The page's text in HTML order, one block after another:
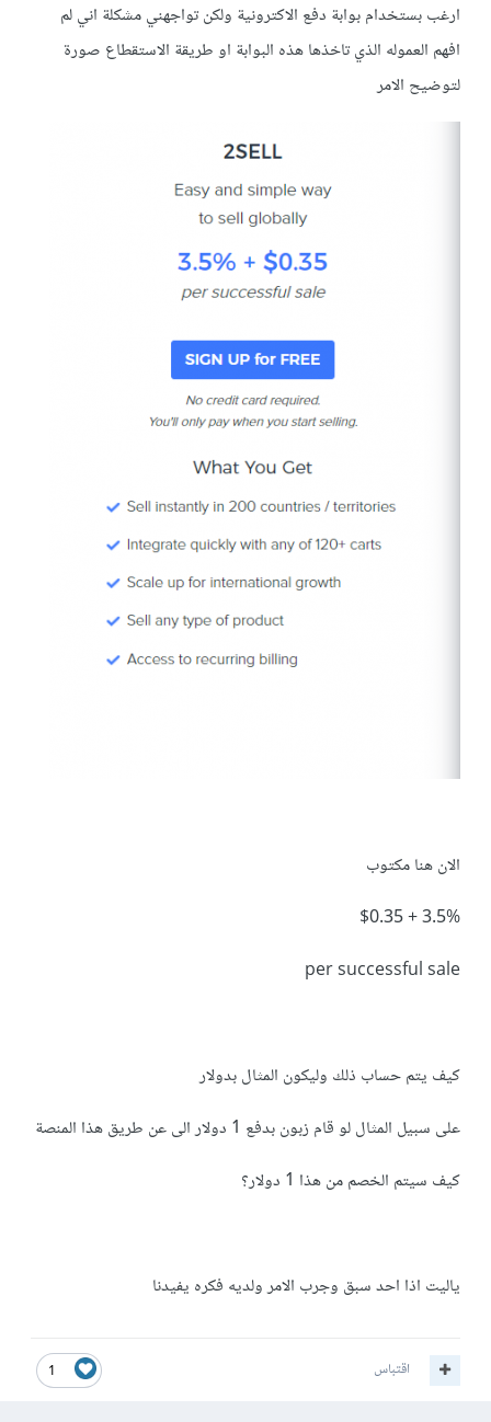
ارغب بستخدام بوابة دفع الاكترونية ولكن تواجهني مشكلة اني لم
افهم العموله الذي تاخذها هذه البوابة او طريقة الاستقطاع صورة
لتوضيح الامر
الان هنا مكتوب
3.5% + $0.35
per successful sale
كيف يتم حساب ذلك وليكون المثال بدولار
على سبيل المثال لو قام زبون بدفع 1 دولار الى عن طريق هذا المنصة
كيف سيتم الخصم من هذا 1 دولار؟
ياليت اذا احد سبق وجرب الامر ولديه فكره يفيدنا
1 اقتباس